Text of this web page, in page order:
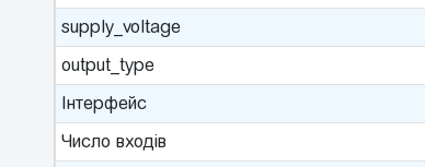
supply_voltage
output_type
Інтерфейс
Число входів